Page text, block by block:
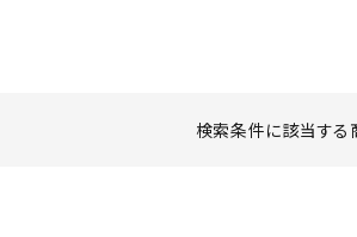
フライ
ビッグ
検索条件に該当する